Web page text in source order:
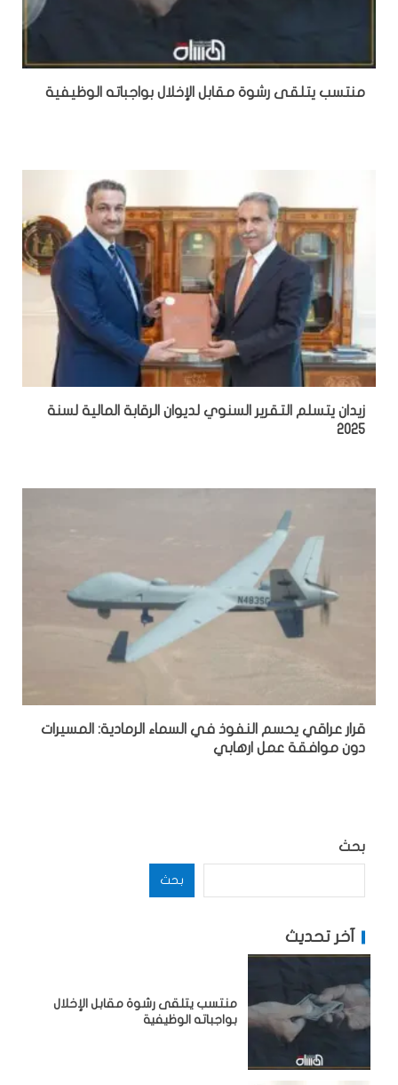
منتسب يتلقى رشوة مقابل الإخلال بواجباته الوظيفية
زيدان يتسلم التقرير السنوي لديوان الرقابة المالية لسنة
2025
قرار عراقي يحسم النفوذ في السماء الرمادية: المسيرات
دون موافقة عمل ارهابي
بحث
بحث
آخر تحديث
منتسب يتلقى رشوة مقابل الإخلال
بواجباته الوظيفية